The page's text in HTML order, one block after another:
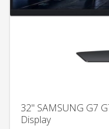
32" SAMSUNG G7
Display